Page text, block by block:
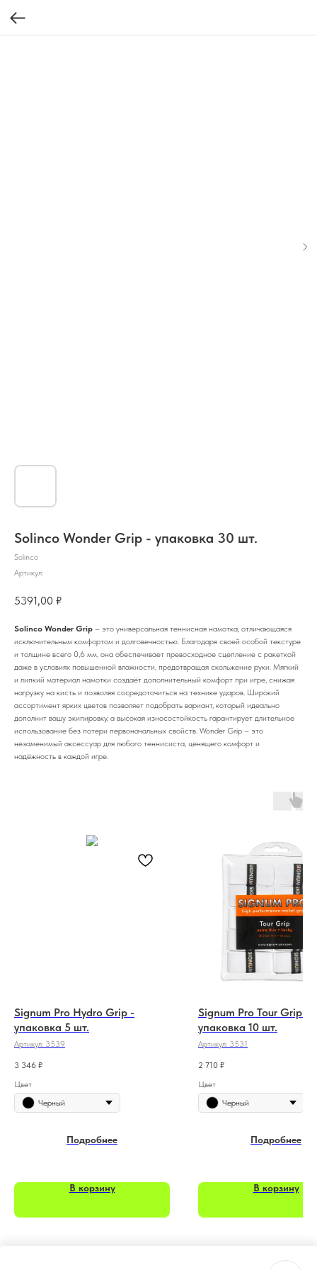
Solinco Wonder Grip - упаковка 30 шт.
Solinco
Артикул:
5391,00 ₽
Solinco Wonder Grip – это универсальная теннисная намотка, отличающаяся
исключительным комфортом и долговечностью. Благодаря своей особой текстуре
и толщине всего 0,6 мм, она обеспечивает превосходное сцепление с ракеткой
даже в условиях повышенной влажности, предотвращая скольжение руки. Мягкий
и липкий материал намотки создаёт дополнительный комфорт при игре, снижая
нагрузку на кисть и позволяя сосредоточиться на технике ударов. Широкий
ассортимент ярких цветов позволяет подобрать вариант, который идеально
дополнит вашу экипировку, а высокая износостойкость гарантирует длительное
использование без потери первоначальных свойств. Wonder Grip – это
незаменимый аксессуар для любого теннисиста, ценящего комфорт и
надёжность в каждой игре.
Signum Pro Hydro Grip -
упаковка 5 шт.
Артикул: 3539
3 346 ₽
Цвет
Черный
Подробнее
В корзину
Signum Pro Tour Grip -
упаковка 10 шт.
Артикул: 3531
2 710 ₽
Цвет
Черный
Подробнее
В корзину